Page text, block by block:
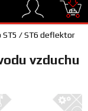
ST5 / ST6 deflektor
vzduchu